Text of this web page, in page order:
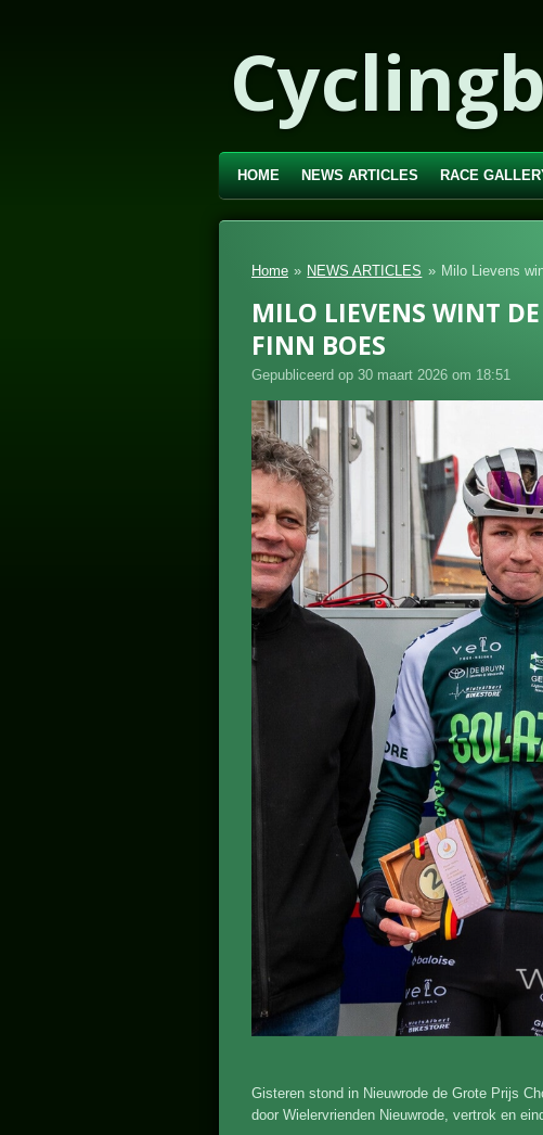
HOME NEWS ARTICLES RACE
Home » NEWS ARTICLES » Milo Lievens
MILO LIEVENS WINT
FINN BOES
Gepubliceerd op 30 maart 2026 om 18:51
Gisteren stond in Nieuwrode de Grote Prijs
door Wielervrienden Nieuwrode, vertrok en